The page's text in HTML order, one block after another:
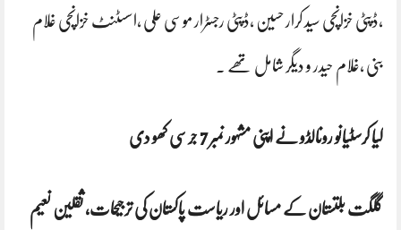
،ڈپٹی خزانچی سید کرار حسین ،ڈپٹی رجسٹرار موسی علی ،اسسٹنٹ خزانچی غلام
بنی ،غلام حیدر و دیگر شامل تھے ۔
کیا کرسٹیانو رونالڈو نے اپنی مشہور نمبر 7 جرسی کھو دی
گلگت بلتستان کے مسائل اور ریاست پاکستان کی ترجیحات، ثقلین نعیم